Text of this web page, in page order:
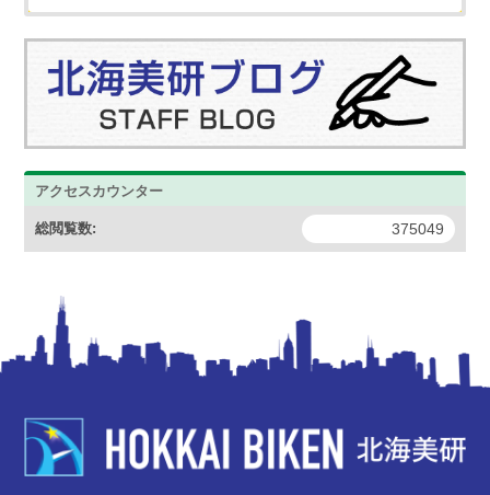
アクセスカウンター
375049
総閲覧数: